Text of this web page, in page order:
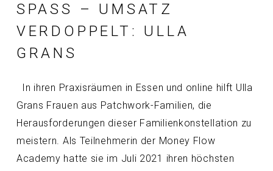
SPASS – UMSATZ V
ERDOPPELT: ULLA G
RANS
In ihren Praxisräumen in Essen und online hilft Ulla
Grans Frauen aus Patchwork-Familien, die
Herausforderungen dieser Familienkonstellation zu
meistern. Als Teilnehmerin der Money Flow
Academy hatte sie im Juli 2021 ihren höchsten